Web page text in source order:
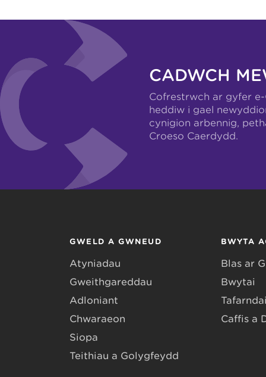
CADWCH
Cofrestrwch ar gyfer
heddiw i gael
cynigion arbennig,
Croeso Caerdydd.
GWELD A GWNEUD
Atyniadau
Gweithgareddau
Adloniant
Chwaraeon
Siopa
Teithiau a Golygfeydd
BWYTA
Blas ar
Bwytai
Caffis a